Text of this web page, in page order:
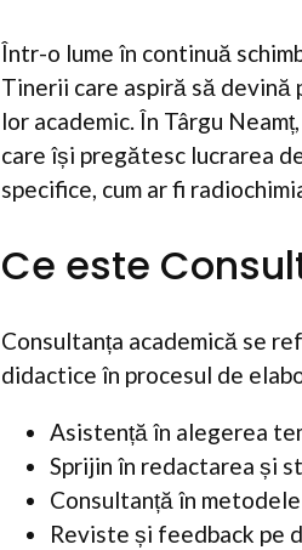
Într-o lume în continuă
Tinerii care aspiră să devină
lor academic. În Târgu
care își pregătesc lucrarea
specifice, cum ar fi
Ce este
Consultanța academică se
didactice în procesul de
Asistență în alegerea
Sprijin în redactarea și
Consultanță în
Reviste și feedback pe